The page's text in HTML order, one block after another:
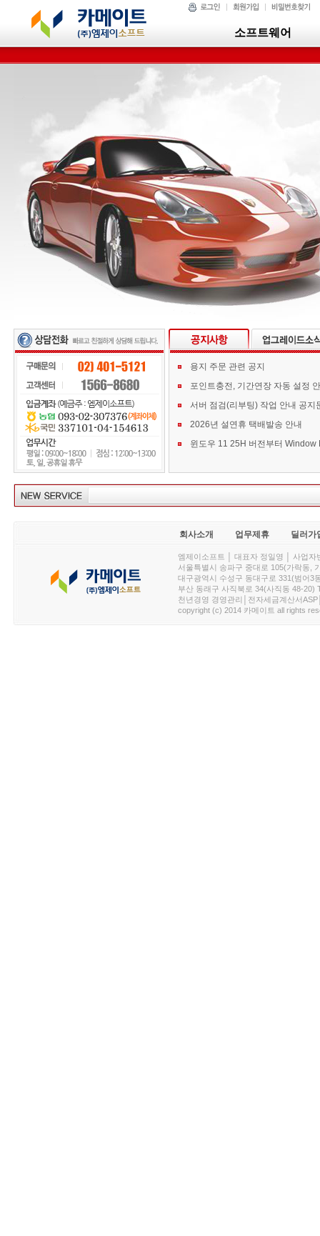
소프트웨어
용지 주문 관련 공지
포인트충전, 기간연장 자동 설정
서버 점검(리부팅) 작업 안내 공지
2026년 설연휴 택배발송 안내
회사소개 업무제휴 딜러가
엠제이소프트 │ 대표자 정일영 │ 사업
서울특별시 송파구 중대로 105(가락동,
대구광역시 수성구 동대구로 331(범어3
부산 동래구 사직북로 34(사직동 48-20)
천년경영 경영관리│전자세금계산서
copyright (c) 2014 카메이트 all rights